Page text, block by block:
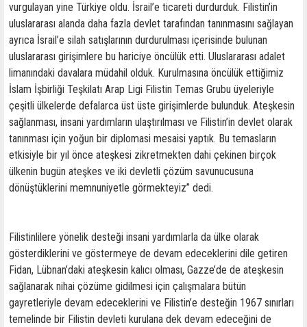
vurgulayan yine Türkiye oldu. İsrail’e ticareti durdurduk. Filistin’in
uluslararası alanda daha fazla devlet tarafından tanınmasını sağlayan
ayrıca İsrail’e silah satışlarının durdurulması içerisinde bulunan
uluslararası girişimlere bu hariciye öncülük etti. Uluslararası adalet
limanındaki davalara müdahil olduk. Kurulmasına öncülük ettiğimiz
İslam İşbirliği Teşkilatı Arap Ligi Filistin Temas Grubu üyeleriyle
çeşitli ülkelerde defalarca üst üste girişimlerde bulunduk. Ateşkesin
sağlanması, insani yardımların ulaştırılması ve Filistin’in devlet olarak
tanınması için yoğun bir diplomasi mesaisi yaptık. Bu temasların
etkisiyle bir yıl önce ateşkesi zikretmekten dahi çekinen birçok
ülkenin bugün ateşkes ve iki devletli çözüm savunucusuna
dönüştüklerini memnuniyetle görmekteyiz” dedi.
Filistinlilere yönelik desteği insani yardımlarla da ülke olarak
gösterdiklerini ve göstermeye de devam edeceklerini dile getiren
Fidan, Lübnan’daki ateşkesin kalıcı olması, Gazze’de de ateşkesin
sağlanarak nihai çözüme gidilmesi için çalışmalara bütün
gayretleriyle devam edeceklerini ve Filistin’e desteğin 1967 sınırları
temelinde bir Filistin devleti kurulana dek devam edeceğini de